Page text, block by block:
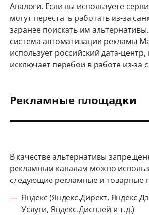
Аналоги. Если вы используете
могут перестать работать из-за
заранее поискать им
система автоматизации рекламы
использует российский дата-
исключает перебои в работе из-за
Рекламные площадки
В качестве альтернативы
рекламным каналам можно
следующие рекламные и товарные
Яндекс (Яндекс.Директ, Яндекс
Услуги, Яндекс.Дисплей и т.д.)